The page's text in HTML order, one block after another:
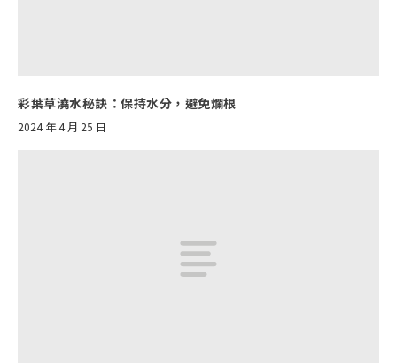
彩葉草澆水秘訣：保持水分，避免爛根
2024 年 4 月 25 日